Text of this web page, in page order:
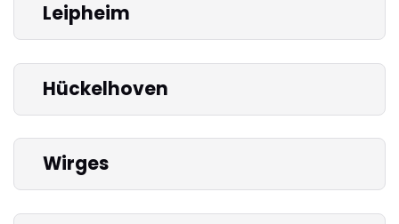
Leipheim
Hückelhoven
Wirges